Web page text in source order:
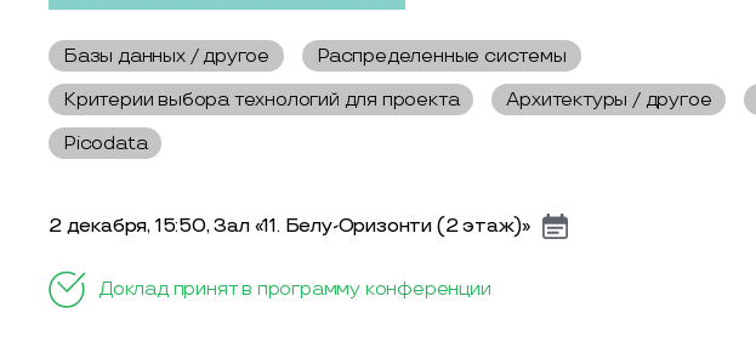
Базы данных / другое
Распределенные системы
Критерии выбора технологий для проекта
Архитектуры / другое
Picodata
2 декабря, 15:50, Зал «11. Белу-Оризонти (2 этаж)»
Доклад принят в программу конференции